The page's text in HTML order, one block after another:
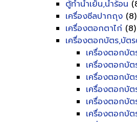
ตู้ทำน้ำเย็น,น้ำร้อน
เครื่องซีลปากถุง (8)
เครื่องตอกตาไก่ (8)
เครื่องตอกบัตร,บัต
เครื่องตอกบั
เครื่องตอกบัต
เครื่องตอกบัต
เครื่องตอกบั
เครื่องตอกบั
เครื่องตอกบัต